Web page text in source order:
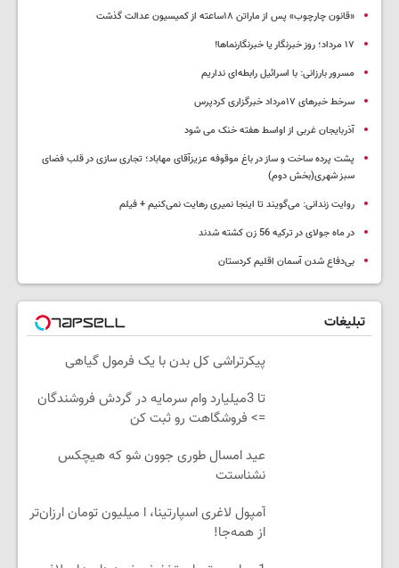
«قانون چارچوب» پس از ماراتن ۱۸ساعته از کمیسیون عدالت گذشت
١٧ مرداد؛ روز خبرنگار یا خبرنگارنماها!
مسرور بارزانی: با اسرائیل رابطه‌ای نداریم
سرخط خبرهای ۱۷مرداد خبرگزاری کردپرس
آذربایجان غربی از اواسط هفته خنک می شود
پشت پرده ساخت و ساز در باغ موقوفه عزیزآقای مهاباد؛ تجاری سازی در قلب فضای
سبز شهری(بخش دوم)
روایت زندانی: می‌گویند تا اینجا نمیری رهایت نمی‌کنیم + فیلم
در ماه جولای در ترکیه 56 زن کشته شدند
بی‌دفاع شدن آسمان اقلیم کردستان
تبلیغات
پیکرتراشی کل بدن با یک فرمول گیاهی
تا 3میلیارد وام سرمایه در گردش فروشندگان
=> فروشگاهت رو ثبت کن
عید امسال طوری جوون شو که هیچکس
نشناستت
آمپول لاغری اسپارتینا، ا میلیون تومان ارزان‌تر
از همه‌جا!